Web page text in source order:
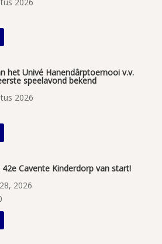
het Univé Hanendârptoernooi v.v.
speelavond bekend
2026
Cavente Kinderdorp van start!
2026